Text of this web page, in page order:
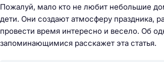
Пожалуй, мало кто не любит небольшие
дети. Они создают атмосферу праздника,
провести время интересно и весело. Об
запоминающимися расскажет эта статья.